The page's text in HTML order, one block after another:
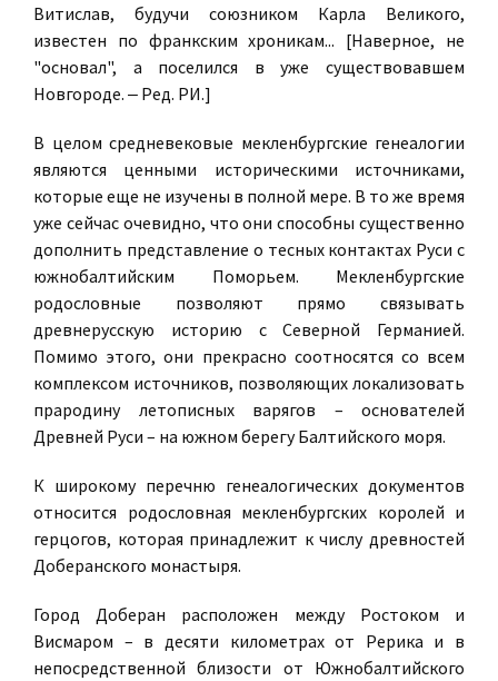
Витислав, будучи союзником Карла Великого,
известен по франкским хроникам... [Наверное, не
"основал", а поселился в уже существовавшем
Новгороде. ‒ Ред. РИ.]
В целом средневековые мекленбургские генеалогии
являются ценными историческими источниками,
которые еще не изучены в полной мере. В то же время
уже сейчас очевидно, что они способны существенно
дополнить представление о тесных контактах Руси с
южнобалтийским Поморьем. Мекленбургские
родословные позволяют прямо связывать
древнерусскую историю с Северной Германией.
Помимо этого, они прекрасно соотносятся со всем
комплексом источников, позволяющих локализовать
прародину летописных варягов – основателей
Древней Руси – на южном берегу Балтийского моря.
К широкому перечню генеалогических документов
относится родословная мекленбургских королей и
герцогов, которая принадлежит к числу древностей
Доберанского монастыря.
Город Доберан расположен между Ростоком и
Висмаром – в десяти километрах от Рерика и в
непосредственной близости от Южнобалтийского